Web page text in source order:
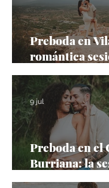
Preboda en
romántica
en uno de los
bonitos de
Preboda en el
Burriana: la
Felipe en un
9 jul